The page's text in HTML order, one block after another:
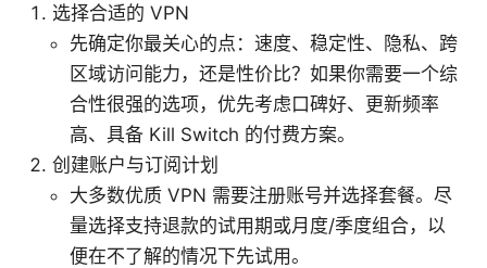
选择合适的 VPN
先确定你最关心的点：速度、稳定性、隐私、跨
区域访问能力，还是性价比？如果你需要一个综
合性很强的选项，优先考虑口碑好、更新频率
高、具备 Kill Switch 的付费方案。
创建账户与订阅计划
大多数优质 VPN 需要注册账号并选择套餐。尽
量选择支持退款的试用期或月度/季度组合，以
便在不了解的情况下先试用。